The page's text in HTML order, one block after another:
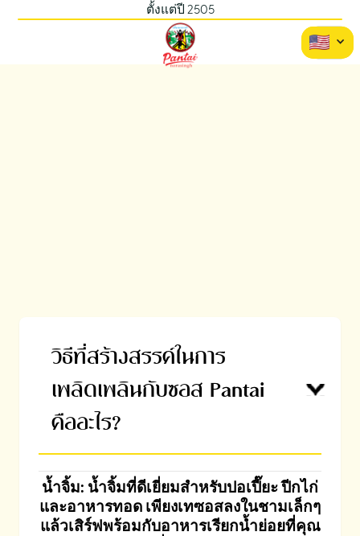
ตั้งแต่ปี 2505
วิธีที่สร้างสรรค์ในการ
เพลิดเพลินกับซอส Pantai
คืออะไร?
น้ำจิ้ม: น้ำจิ้มที่ดีเยี่ยมสำหรับปอเปี๊ยะ ปีกไก่
และอาหารทอด เพียงเทซอสลงในชามเล็กๆ
แล้วเสิร์ฟพร้อมกับอาหารเรียกน้ำย่อยที่คุณ